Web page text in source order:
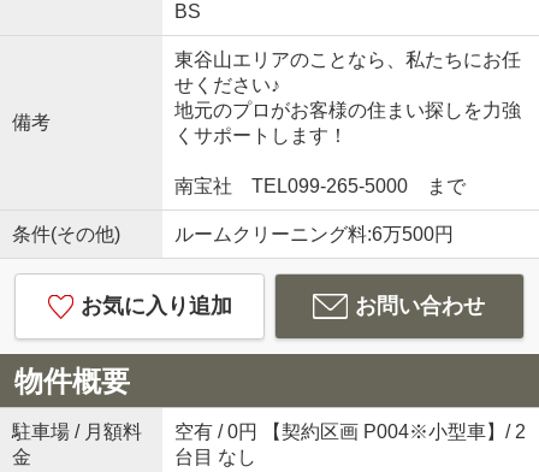
BS
備考
東谷山エリアのことなら、私たちにお任
せください♪
地元のプロがお客様の住まい探しを力強
くサポートします！
南宝社 TEL099-265-5000 まで
条件(その他) ルームクリーニング料:6万500円
お気に入り追加 お問い合わせ
物件概要
駐車場 / 月額料
金
空有 / 0円 【契約区画 P004※小型車】/ 2
台目 なし